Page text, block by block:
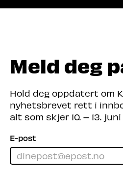
Meld deg
Hold deg oppdatert om
nyhetsbrevet rett i
alt som skjer 10. – 13.
E-post